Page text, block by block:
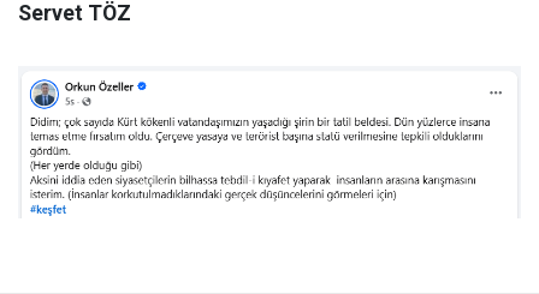
Servet TÖZ